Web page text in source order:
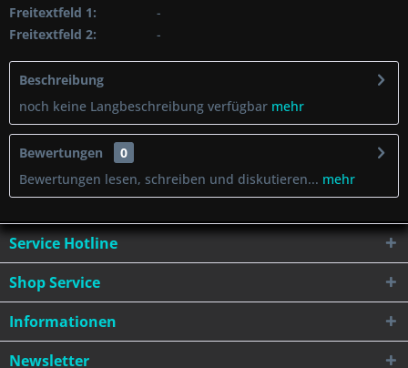
Freitextfeld 1:
-
Freitextfeld 2:
-
Beschreibung
noch keine Langbeschreibung verfügbar mehr
Bewertungen
0
Bewertungen lesen, schreiben und diskutieren... mehr
Service Hotline
Shop Service
Informationen
Newsletter